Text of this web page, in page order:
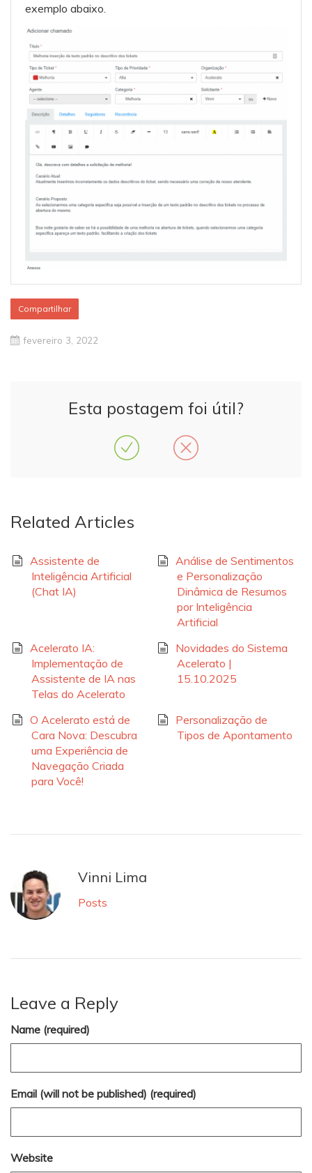
exemplo abaixo.
Compartilhar
fevereiro 3, 2022
Esta postagem foi útil?
Related Articles
Assistente de
Inteligência Artificial
(Chat IA)
Análise de Sentimentos
e Personalização
Dinâmica de Resumos
por Inteligência
Artificial
Acelerato IA:
Implementação de
Assistente de IA nas
Telas do Acelerato
Novidades do Sistema
Acelerato |
15.10.2025
O Acelerato está de
Cara Nova: Descubra
uma Experiência de
Navegação Criada
para Você!
Personalização de
Tipos de Apontamento
Vinni Lima
Posts
Leave a Reply
Name (required)
Email (will not be published) (required)
Website